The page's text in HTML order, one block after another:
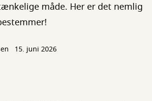
måde. Her er det nemlig
15. juni 2026